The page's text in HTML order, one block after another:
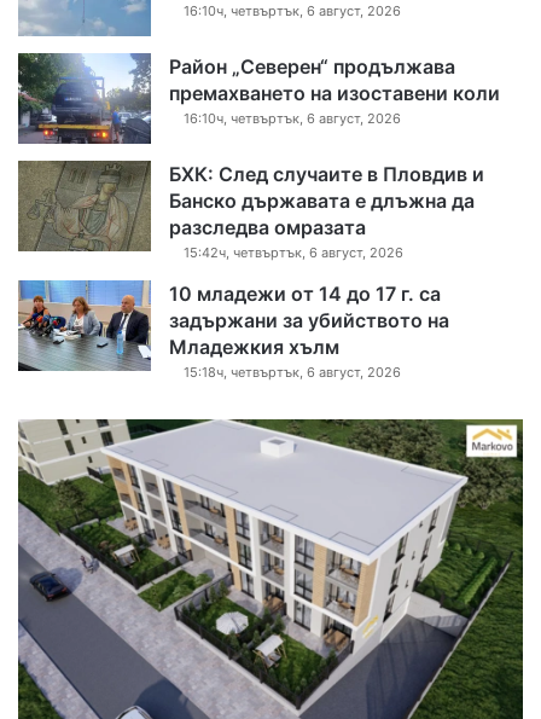
16:10ч, четвъртък, 6 август, 2026
Район „Северен“ продължава
премахването на изоставени коли
16:10ч, четвъртък, 6 август, 2026
БХК: След случаите в Пловдив и
Банско държавата е длъжна да
разследва омразата
15:42ч, четвъртък, 6 август, 2026
10 младежи от 14 до 17 г. са
задържани за убийството на
Младежкия хълм
15:18ч, четвъртък, 6 август, 2026